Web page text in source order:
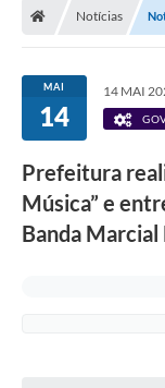
Notícias
MAI
14
14 MAI
Prefeitura
Música” e
Banda